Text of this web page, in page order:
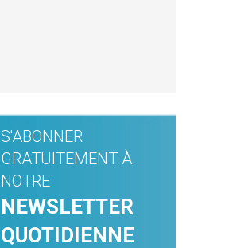
S'ABONNER
GRATUITEMENT À
NOTRE
NEWSLETTER
QUOTIDIENNE